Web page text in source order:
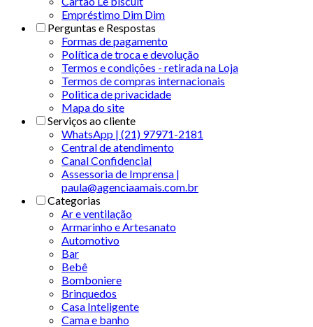
Empréstimo Dim Dim
Perguntas e Respostas
Formas de pagamento
Política de troca e devolução
Termos e condições - retirada na Loja
Termos de compras internacionais
Politica de privacidade
Mapa do site
Serviços ao cliente
WhatsApp | (21) 97971-2181
Central de atendimento
Canal Confidencial
Assessoria de Imprensa |
paula@agenciaamais.com.br
Categorias
Ar e ventilação
Armarinho e Artesanato
Automotivo
Bar
Bebê
Bomboniere
Brinquedos
Casa Inteligente
Cama e banho